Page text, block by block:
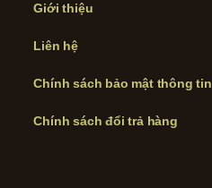
Giới thiệu
Liên hệ
Chính sách bảo mật thông tin
Chính sách đổi trả hàng